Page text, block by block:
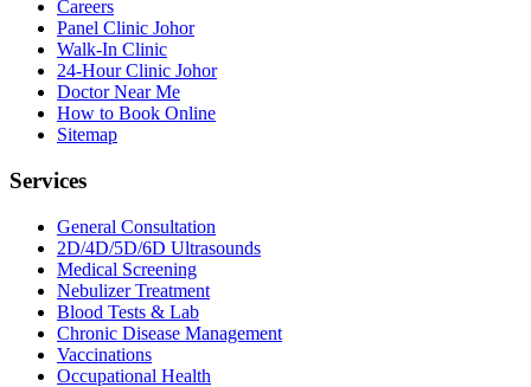
Careers
Panel Clinic Johor
Walk-In Clinic
24-Hour Clinic Johor
Doctor Near Me
How to Book Online
Sitemap
Services
General Consultation
2D/4D/5D/6D Ultrasounds
Medical Screening
Nebulizer Treatment
Blood Tests & Lab
Chronic Disease Management
Vaccinations
Occupational Health